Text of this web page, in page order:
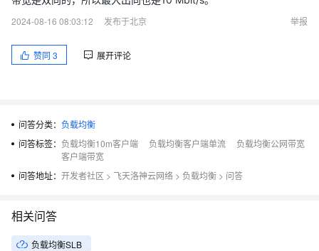
2024-08-16 08:03:12
发布于北京 举报
赞同 3 展开评论
问答分类： 负载均衡
问答标签： 负载均衡10m客户端 负载均衡客户端单流
负载均衡公网带宽
客户端带宽
问答地址： 开发者社区 > 飞天洛神云网络 > 负载均衡 > 问答
相关问答
负载均衡SLB